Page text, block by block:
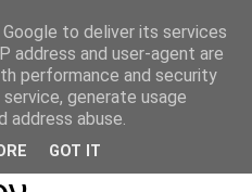
&
&
to deliver its services
address and user-agent are
performance and security
generate usage
abuse.
GOT IT